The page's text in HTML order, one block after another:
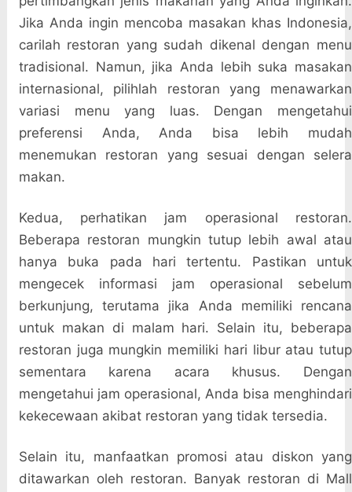
Jika Anda ingin mencoba masakan khas Indonesia,
carilah restoran yang sudah dikenal dengan menu
tradisional. Namun, jika Anda lebih suka masakan
internasional, pilihlah restoran yang menawarkan
variasi menu yang luas. Dengan mengetahui
preferensi Anda, Anda bisa lebih mudah
menemukan restoran yang sesuai dengan selera
makan.
Kedua, perhatikan jam operasional restoran.
Beberapa restoran mungkin tutup lebih awal atau
hanya buka pada hari tertentu. Pastikan untuk
mengecek informasi jam operasional sebelum
berkunjung, terutama jika Anda memiliki rencana
untuk makan di malam hari. Selain itu, beberapa
restoran juga mungkin memiliki hari libur atau tutup
sementara karena acara khusus. Dengan
mengetahui jam operasional, Anda bisa menghindari
kekecewaan akibat restoran yang tidak tersedia.
Selain itu, manfaatkan promosi atau diskon yang
ditawarkan oleh restoran. Banyak restoran di Mall